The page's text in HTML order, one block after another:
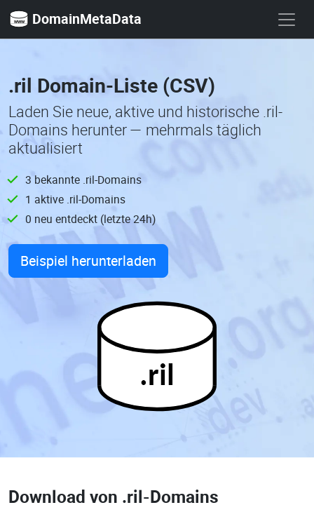
DomainMetaData
.ril Domain-Liste (CSV)
Laden Sie neue, aktive und historische .ril-
Domains herunter — mehrmals täglich
aktualisiert
3 bekannte .ril-Domains
1 aktive .ril-Domains
0 neu entdeckt (letzte 24h)
Beispiel herunterladen
.ril
Download von .ril-Domains